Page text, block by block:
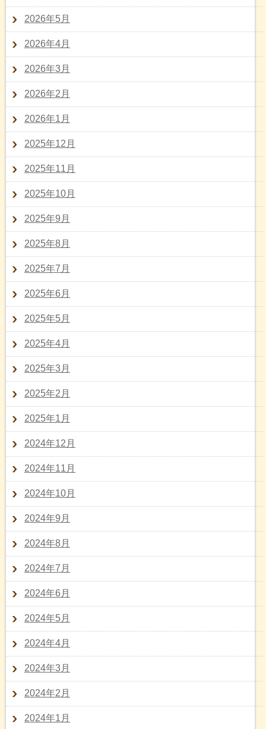
2026年5月
2026年4月
2026年3月
2026年2月
2026年1月
2025年12月
2025年11月
2025年10月
2025年9月
2025年8月
2025年7月
2025年6月
2025年5月
2025年4月
2025年3月
2025年2月
2025年1月
2024年12月
2024年11月
2024年10月
2024年9月
2024年8月
2024年7月
2024年6月
2024年5月
2024年4月
2024年3月
2024年2月
2024年1月